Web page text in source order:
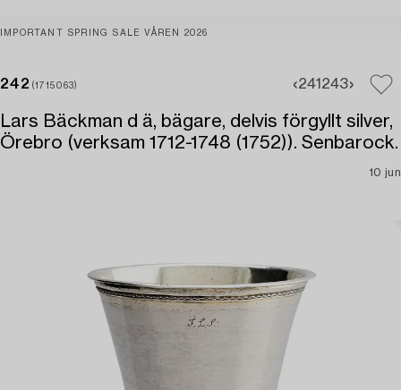
IMPORTANT SPRING SALE VÅREN 2026
242 (1715063) 241 243
Lars Bäckman d ä, bägare, delvis förgyllt silver,
Örebro (verksam 1712-1748 (1752)). Senbarock.
10 jun